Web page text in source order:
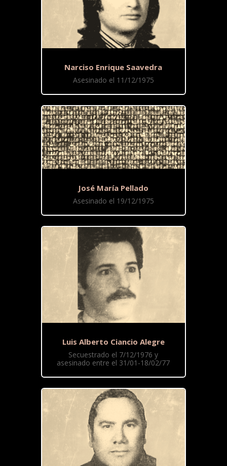
Narciso Enrique Saavedra
Asesinado el 11/12/1975
José María Pellado
Asesinado el 19/12/1975
Luis Alberto Ciancio Alegre
Secuestrado el 7/12/1976 y
asesinado entre el 31/01-18/02/77